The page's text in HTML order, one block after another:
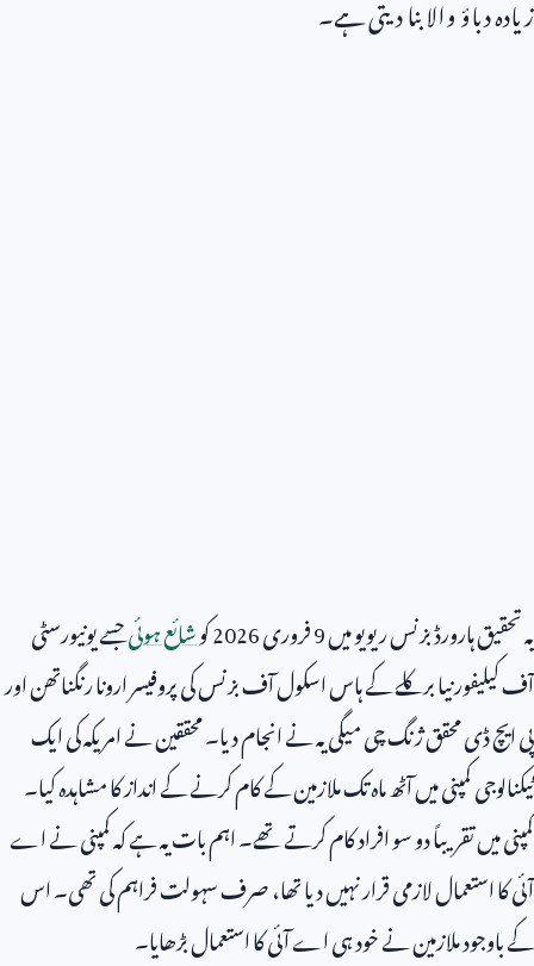
زیادہ دباؤ والا بنا دیتی ہے۔
یہ تحقیق ہارورڈ بزنس ریویو میں9فروری2026کوشائع ہوئیجسے یونیورسٹی
آف کیلیفورنیا برکلے کے ہاس اسکول آف بزنس کی پروفیسر ارونا رنگناتھن اور
پی ایچ ڈی محقق ژنگ چی میگی یہ نے انجام دیا۔ محققین نے امریکہ کی ایک
ٹیکنالوجی کمپنی میں آٹھ ماہ تک ملازمین کے کام کرنے کے انداز کا مشاہدہ کیا۔
کمپنی میں تقریباً دو سو افراد کام کرتے تھے۔ اہم بات یہ ہے کہ کمپنی نے اے
آئی کا استعمال لازمی قرار نہیں دیا تھا، صرف سہولت فراہم کی تھی۔ اس
کے باوجود ملازمین نے خود ہی اے آئی کا استعمال بڑھایا۔